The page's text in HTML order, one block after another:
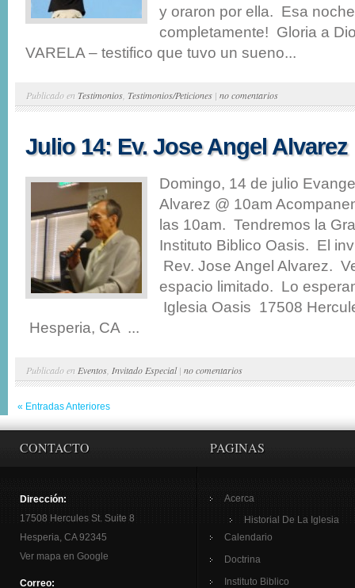
y oraron por ella. Esa
completamente! Gloria a
VARELA – testifico que tuvo un sueno...
Publicado en Testimonios Testimonios/Peticiones | no comentarios
Julio 14: Ev. Jose Angel Alvarez
Domingo, 14 de julio
Alvarez @ 10am
las 10am. Tendremos la
Instituto Biblico Oasis. El
Rev. Jose Angel Alvarez.
espacio limitado. Lo
Iglesia Oasis 17508
Hesperia, CA ...
Publicado en Eventos Invitado Especial| no comentarios
« Entradas Anteriores
CONTACTO
Dirección:
17508 Hercules St. Suite 8
Hesperia, CA 92345
Ver mapa en Google
Correo:
PAGINAS
Acerca
Historial De La Iglesia
Calendario
Doctrina
Instituto Biblico